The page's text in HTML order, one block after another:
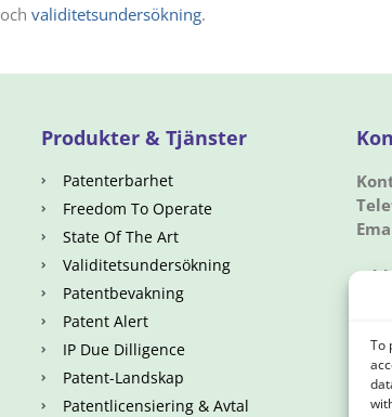
To
och validitetsundersökning.
Produkter & Tjänster
Patenterbarhet
Freedom To Operate
State Of The Art
Validitetsundersökning
Patentbevakning
Patent Alert
IP Due Dilligence
Patent-Landskap
Patentlicensiering & Avtal